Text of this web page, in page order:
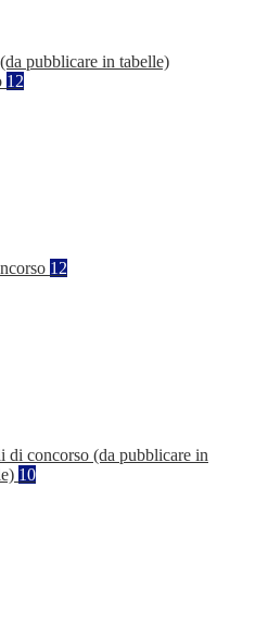
pubblicare in tabelle)
12
12
di concorso (da pubblicare in
10